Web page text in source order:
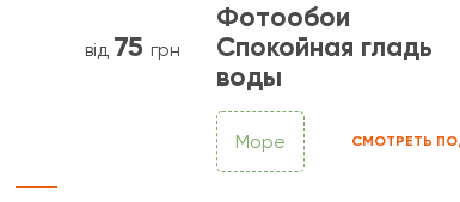
від 75 грн
Фотообои
Спокойная гладь
воды
Море СМОТРЕТЬ